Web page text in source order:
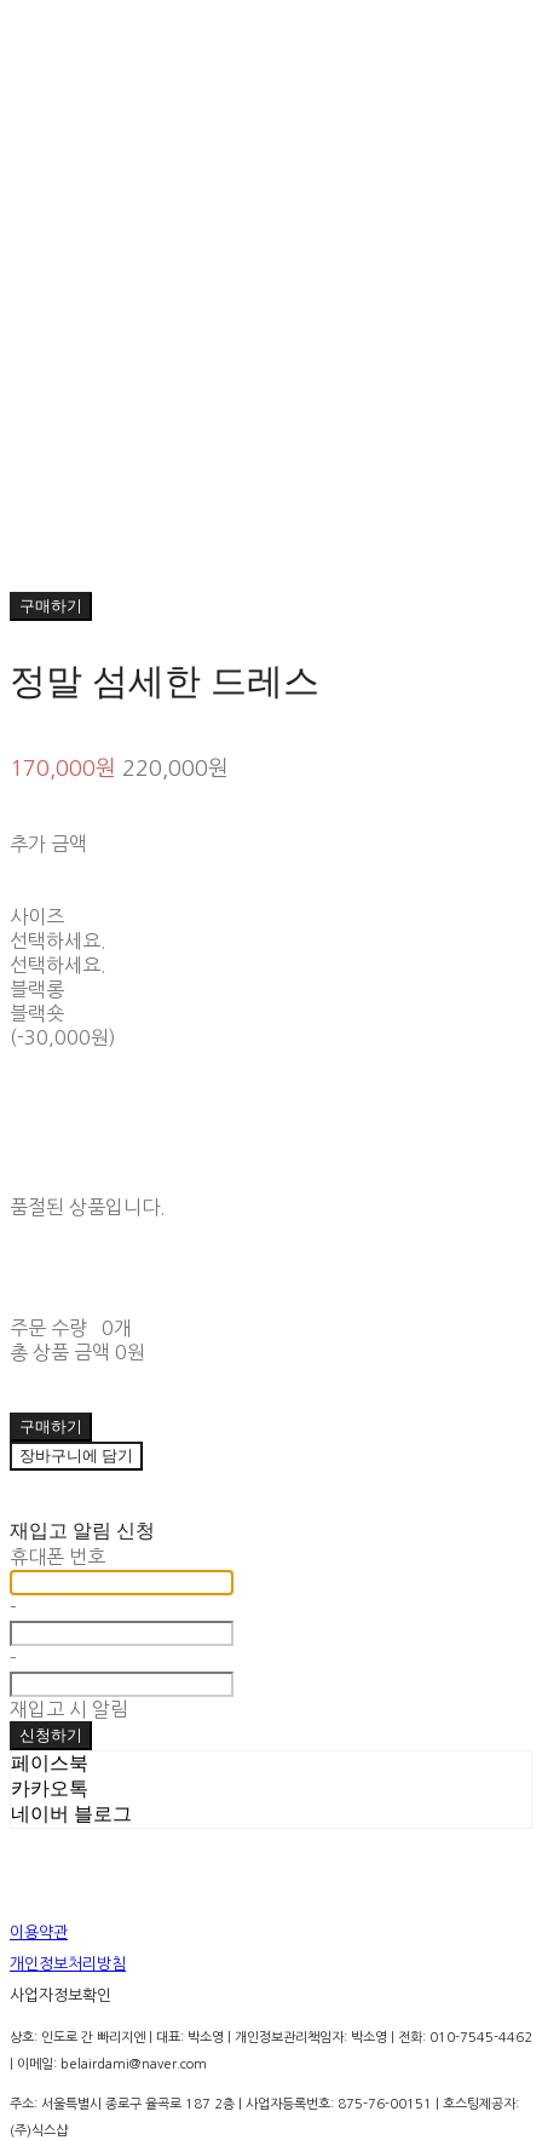
구매하기
정말 섬세한 드레스
170,000원 220,000원
추가 금액
사이즈
선택하세요.
선택하세요.
블랙롱
블랙숏
(-30,000원)
품절된 상품입니다.
주문 수량
0개
총 상품 금액 0원
구매하기
장바구니에 담기
재입고 알림 신청
휴대폰 번호
-
-
재입고 시 알림
신청하기
페이스북
카카오톡
네이버 블로그
이용약관
개인정보처리방침
사업자정보확인
상호: 인도로 간 빠리지엔 | 대표: 박소영 | 개인정보관리책임자: 박소영 | 전화: 010-7545-4462
| 이메일: belairdami@naver.com
주소: 서울특별시 종로구 율곡로 187 2층 | 사업자등록번호: 875-76-00151
| 호스팅제공자:
(주)식스샵